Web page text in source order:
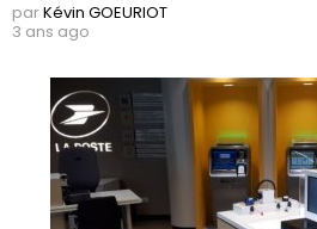
parKévin GOEURIOT
3 ans ago